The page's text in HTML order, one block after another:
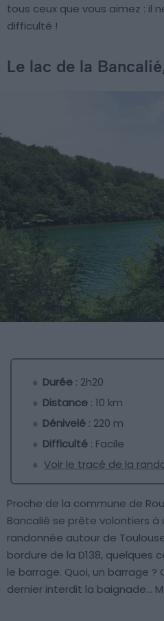
tous ceux que vous aimez : il
difficulté !
Le lac de la
Durée : 2h20
Distance : 10 km
Dénivelé : 220 m
Difficulté : Facile
Voir le tracé de la
Proche de la commune de
Bancalié se prête volontiers
randonnée autour de
bordure de la D138, quelques
le barrage. Quoi, un barrage ?
dernier interdit la baignade…